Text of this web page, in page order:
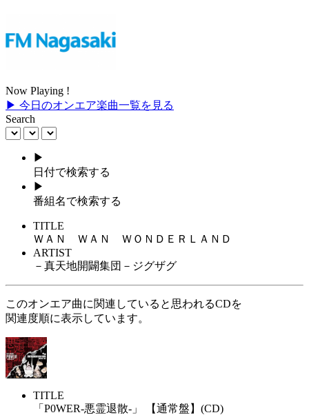
Now Playing !
▶ 今日のオンエア楽曲一覧を見る
Search
▶
日付で検索する
▶
番組名で検索する
TITLE
ＷＡＮ ＷＡＮ ＷＯＮＤＥＲＬＡＮＤ
ARTIST
－真天地開闢集団－ジグザグ
このオンエア曲に関連していると思われるCDを
関連度順に表示しています。
TITLE
「P0WER-悪霊退散-」 【通常盤】(CD)